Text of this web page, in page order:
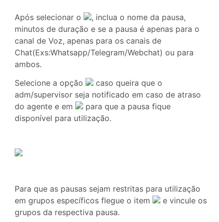
Após selecionar o
, inclua o nome da pausa,
minutos de duração e se a pausa é apenas para o
canal de Voz, apenas para os canais de
Chat(Exs:Whatsapp/Telegram/Webchat) ou para
ambos.
Selecione a opção
caso queira que o
adm/supervisor seja notificado em caso de atraso
do agente e em
para que a pausa fique
disponível para utilização.
Para que as pausas sejam restritas para utilização
em grupos específicos flegue o item
e vincule os
grupos da respectiva pausa.